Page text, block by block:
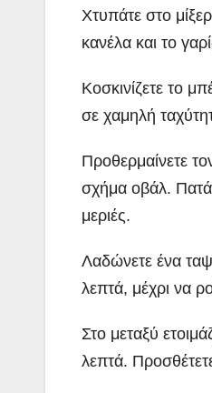
Χτυπάτε στο
κανέλα και το
Κοσκινίζετε το
σε χαμηλή
Προθερμαίνετε
σχήμα οβάλ.
μεριές.
Λαδώνετε ένα
λεπτά, μέχρι να
Στο μεταξύ
λεπτά.